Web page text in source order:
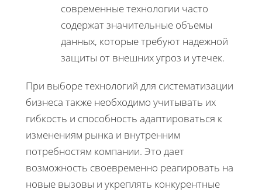
современные технологии часто
содержат значительные объемы
данных, которые требуют надежной
защиты от внешних угроз и утечек.
При выборе технологий для систематизации
бизнеса также необходимо учитывать их
гибкость и способность адаптироваться к
изменениям рынка и внутренним
потребностям компании. Это дает
возможность своевременно реагировать на
новые вызовы и укреплять конкурентные